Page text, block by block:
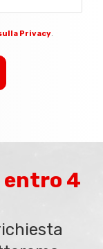
Privacy.
entro 4